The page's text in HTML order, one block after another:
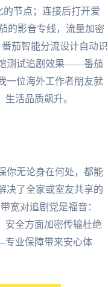
的节点；连接后打开爱
的影音专线，流量加密
茄智能分流设计自动识
测试追剧效果——番茄
一位海外工作者朋友就
活品质飙升。
你无论身在何处，都能
决了全家或室友共享的
宽对追剧党是福音：
安全方面加密传输杜绝
专业保障带来安心体